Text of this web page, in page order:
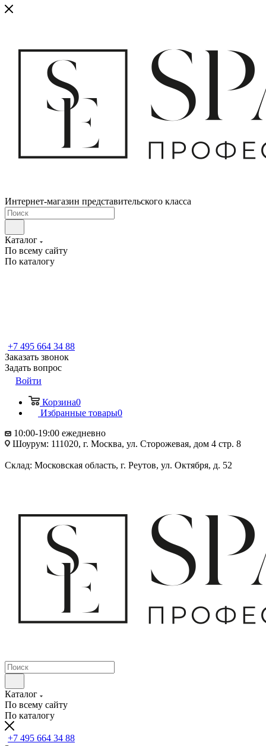
Интернет-магазин представительского класса
Каталог
По всему сайту
По каталогу
+7 495 664 34 88
Заказать звонок
Задать вопрос
Войти
Корзина0
Избранные товары0
10:00-19:00 ежедневно
Шоурум: 111020, г. Москва, ул. Сторожевая, дом 4 стр. 8
Склад: Московская область, г. Реутов, ул. Октября, д. 52
Каталог
По всему сайту
По каталогу
+7 495 664 34 88